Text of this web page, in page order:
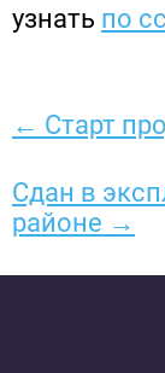
узнать по
← Старт
Сдан в
районе →